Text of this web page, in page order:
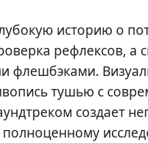
историю о
рефлексов, а
флешбэками.
тушью с
создает